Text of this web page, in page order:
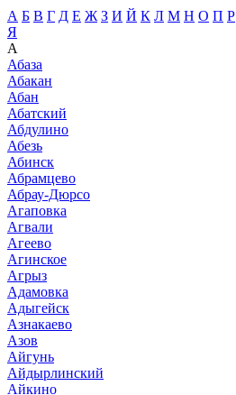
А Б В Г Д Е Ж З И Й К Л М Н О П Р
Я
А
Абаза
Абакан
Абан
Абатский
Абдулино
Абезь
Абинск
Абрамцево
Абрау-Дюрсо
Агаповка
Агвали
Агеево
Агинское
Агрыз
Адамовка
Адыгейск
Азнакаево
Азов
Айгунь
Айдырлинский
Айкино